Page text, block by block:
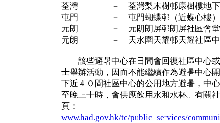
荃灣 － 荃灣梨木樹邨康樹樓地下
屯門 － 屯門蝴蝶邨（近蝶心樓）
元朗 － 元朗朗屏邨朗屏社區會堂
元朗 － 天水圍天耀邨天耀社區中
該些避暑中心在日間會回復社區中心或
士舉辦活動，因而不能繼續作為避暑中心
下近４０間社區中心的公用地方避暑，中
至晚上十時，會供應飲用水和水杯。有關
頁：
www.had.gov.hk/tc/public_services/